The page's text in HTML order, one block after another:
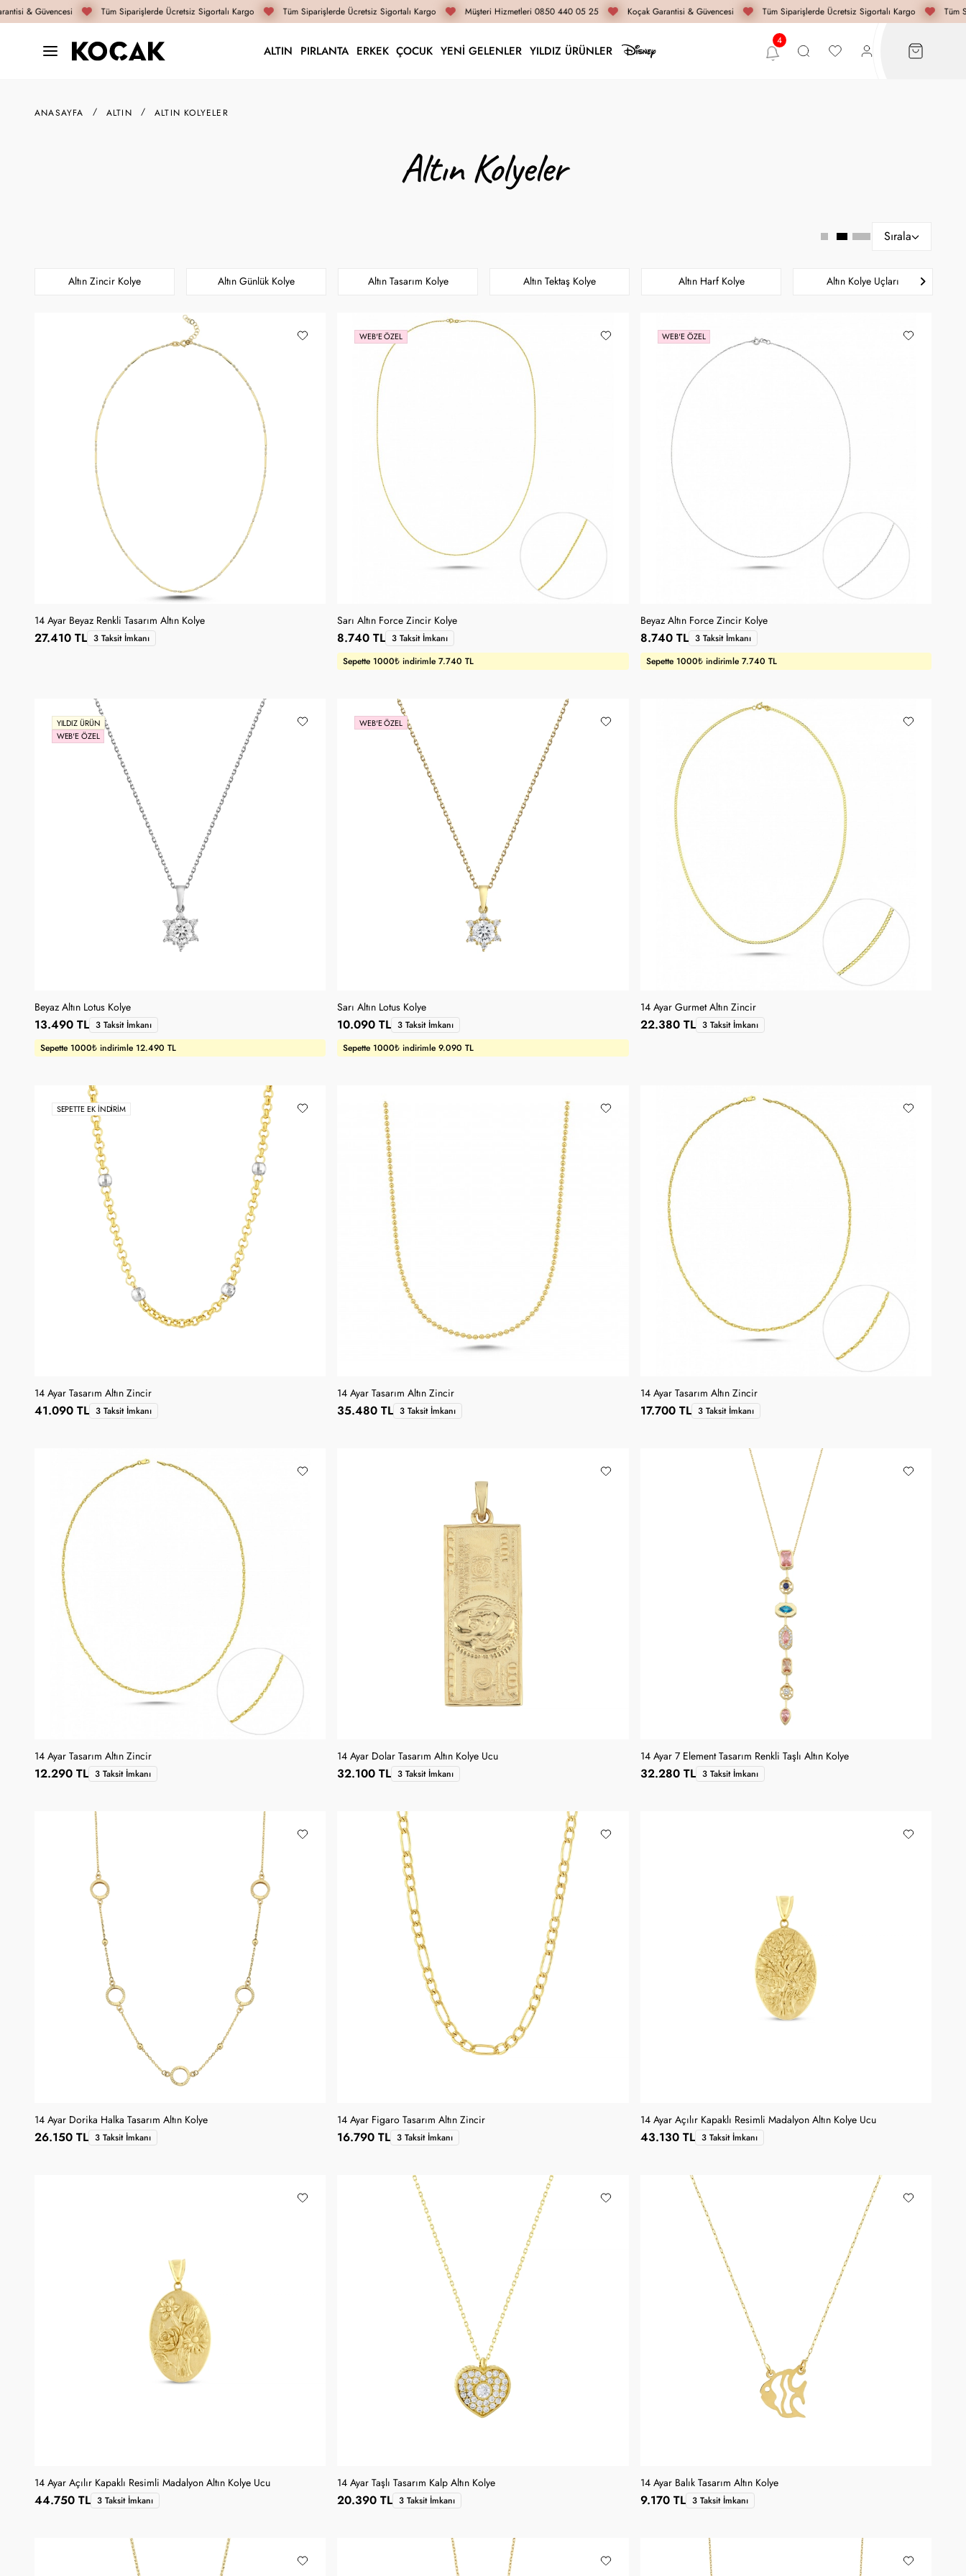
& Güvencesi Tüm Siparişlerde Ücretsiz Sigortalı Kargo Tüm Siparişlerde Ücretsiz Sigortalı Kargo Müşteri Hizmetleri 0850 440 05 25 Koçak Garantisi & Güvencesi Tüm Siparişlerde Ücretsiz Sigortalı Kargo Tüm
ALTIN PIRLANTA ERKEK ÇOCUK YENİ GELENLER YILDIZ ÜRÜNLER
ANASAYFA ALTIN ALTIN KOLYELER
Altın Kolyeler
Sırala
Altın Zincir Kolye Altın Günlük Kolye Altın Tasarım Kolye Altın Tektaş Kolye Altın Harf Kolye Altın Kolye Uçları
14 Ayar Beyaz Renkli Tasarım Altın Kolye
27.410 TL 3 Taksit İmkanı
WEB'E ÖZEL
Sarı Altın Force Zincir Kolye
Sepette 1000₺ indirimle 7.740 TL
8.740 TL 3 Taksit İmkanı
WEB'E ÖZEL
Beyaz Altın Force Zincir Kolye
Sepette 1000₺ indirimle 7.740 TL
8.740 TL 3 Taksit İmkanı
YILDIZ ÜRÜN
WEB'E ÖZEL
Beyaz Altın Lotus Kolye
Sepette 1000₺ indirimle 12.490 TL
13.490 TL 3 Taksit İmkanı
WEB'E ÖZEL
Sarı Altın Lotus Kolye
Sepette 1000₺ indirimle 9.090 TL
10.090 TL 3 Taksit İmkanı
14 Ayar Gurmet Altın Zincir
22.380 TL 3 Taksit İmkanı
SEPETTE EK İNDIRIM
14 Ayar Tasarım Altın Zincir
41.090 TL 3 Taksit İmkanı
14 Ayar Tasarım Altın Zincir
35.480 TL 3 Taksit İmkanı
14 Ayar Tasarım Altın Zincir
17.700 TL 3 Taksit İmkanı
14 Ayar Tasarım Altın Zincir
12.290 TL 3 Taksit İmkanı
14 Ayar Dolar Tasarım Altın Kolye Ucu
32.100 TL 3 Taksit İmkanı
14 Ayar 7 Element Tasarım Renkli Taşlı Altın Kolye
32.280 TL 3 Taksit İmkanı
14 Ayar Dorika Halka Tasarım Altın Kolye
26.150 TL 3 Taksit İmkanı
14 Ayar Figaro Tasarım Altın Zincir
16.790 TL 3 Taksit İmkanı
14 Ayar Açılır Kapaklı Resimli Madalyon Altın Kolye Ucu
43.130 TL 3 Taksit İmkanı
14 Ayar Açılır Kapaklı Resimli Madalyon Altın Kolye Ucu
44.750 TL 3 Taksit İmkanı
14 Ayar Taşlı Tasarım Kalp Altın Kolye
20.390 TL 3 Taksit İmkanı
14 Ayar Balık Tasarım Altın Kolye
9.170 TL 3 Taksit İmkanı